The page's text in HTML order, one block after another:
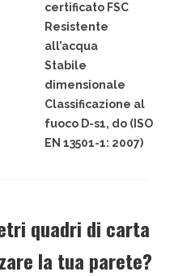
certificato FSC
Resistente
all’acqua
Stabile
dimensionale
Classificazione al
fuoco D-s1, do (ISO
EN 13501-1: 2007)
quadri di carta
la tua parete?